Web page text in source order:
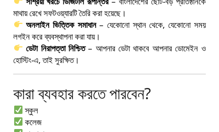
মাথায় রেখে সফটওয়্যারটি তৈরি করা হয়েছে।
অনলাইন ভিত্তিক সমাধান– যেকোনো স্থান থেকে, যেকোনো সময়
লগইন করে ব্যবস্থাপনা করা যায়।
ডেটা নিরাপত্তা নিশ্চিত– আপনার ডেটা থাকবে আপনার ডোমেইন ও
হোস্টিং-এ, তাই সুরক্ষিত।
কারা ব্যবহার করতে পারবেন?
স্কুল
কলেজ